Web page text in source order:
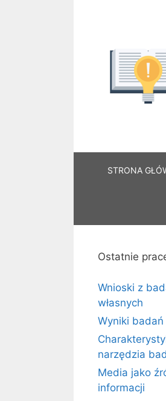
STRONA
Ostatnie
Wnioski z
własnych
Wyniki badań
narzędzia
Media jako
informacji